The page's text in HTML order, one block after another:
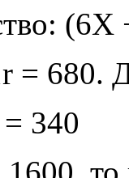
= 680.
340